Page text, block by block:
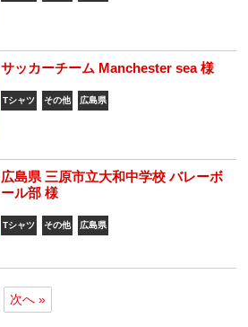
サッカーチーム Manchester sea 様
Tシャツ その他 広島県
広島県 三原市立大和中学校 バレーボ
ール部 様
Tシャツ その他 広島県
次へ »